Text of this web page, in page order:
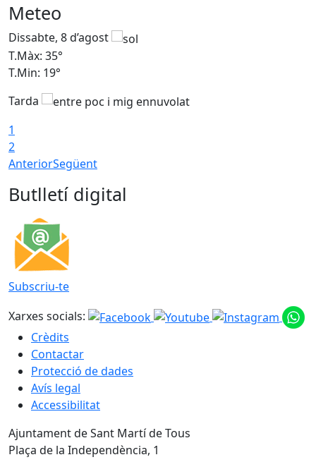
Meteo
Dissabte, 8 d’agost
T.Màx: 35°
T.Min: 19°
Tarda
1
2
AnteriorSegüent
Butlletí digital
Subscriu-te
Xarxes socials:
Crèdits
Contactar
Protecció de dades
Avís legal
Accessibilitat
Ajuntament de Sant Martí de Tous
Plaça de la Independència, 1